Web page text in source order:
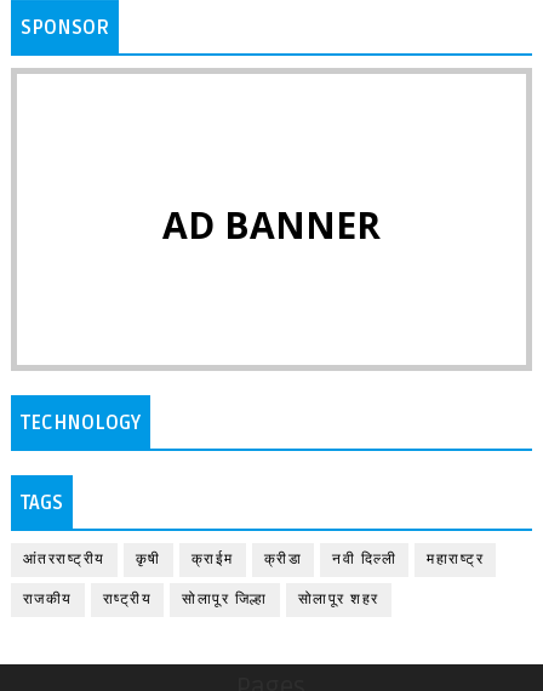
SPONSOR
AD BANNER
TECHNOLOGY
TAGS
आंतरराष्ट्रीय कृषी क्राईम क्रीडा नवी दिल्ली महाराष्ट्र
राजकीय राष्ट्रीय सोलापूर जिल्हा सोलापूर शहर